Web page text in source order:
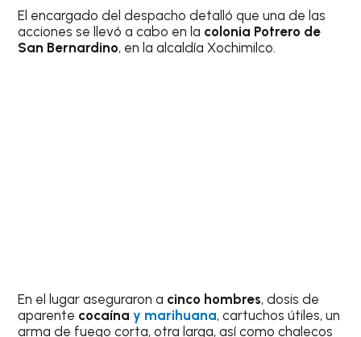
El encargado del despacho detalló que una de las
acciones se llevó a cabo en la colonia Potrero de
San Bernardino, en la alcaldía Xochimilco.
En el lugar aseguraron a cinco hombres, dosis de
aparente cocaínay marihuana, cartuchos útiles, un
arma de fuego corta, otra larga, así como chalecos